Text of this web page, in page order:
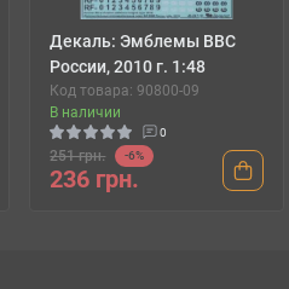
Декаль: Эмблемы ВВС
России, 2010 г. 1:48
Код товара: 90800-09
В наличии
0
251 грн. -6%
236 грн.